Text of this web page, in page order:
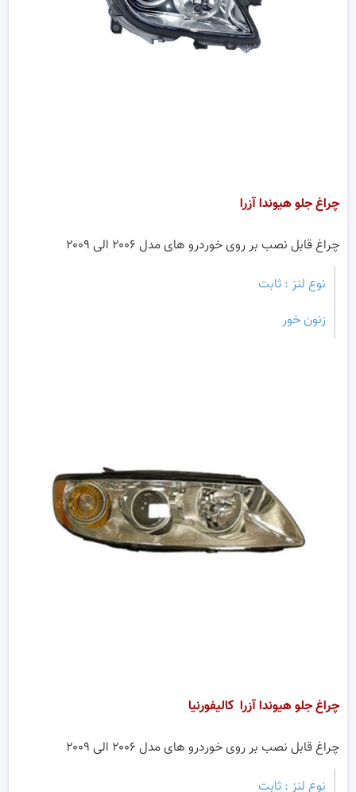
چراغ جلو هیوندا آزرا
چراغ قابل نصب بر روی خوردرو های مدل ۲۰۰۶ الی ۲۰۰۹
نوع لنز : ثابت
زنون خور
چراغ جلو هیوندا آزرا کالیفورنیا
چراغ قابل نصب بر روی خوردرو های مدل ۲۰۰۶ الی ۲۰۰۹
نوع لنز : ثابت